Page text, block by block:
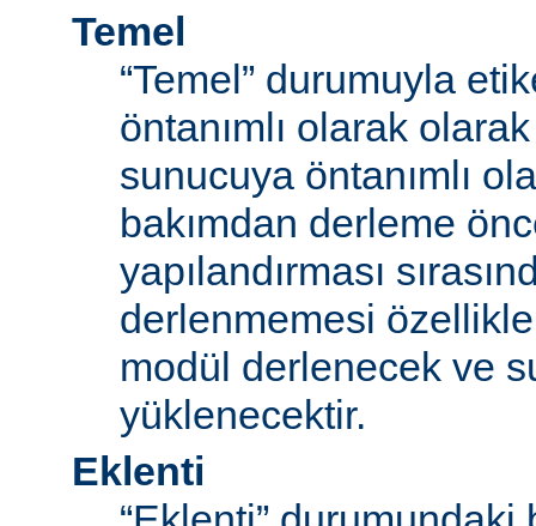
Temel
“Temel” durumuyla
öntanımlı olarak
sunucuya öntanımlı
bakımdan derleme
yapılandırması
derlenmemesi
modül derlenecek ve
yüklenecektir.
Eklenti